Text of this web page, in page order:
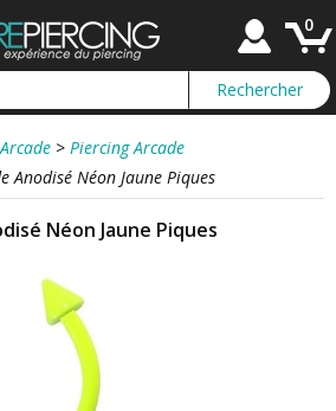
0
> Piercing Arcade
Anodisé Néon Jaune Piques
Néon Jaune Piques